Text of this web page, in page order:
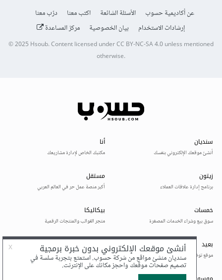
عن أكاديمية حسوب الأسئلة الشائعة اكتب معنا
درّب معنا
إرشادات الاستخدام
بيان الخصوصية مركز المساعدة
© 2025 Hsoub.Content licensed underCC BY-NC-SA 4.0unless mentioned
otherwise.